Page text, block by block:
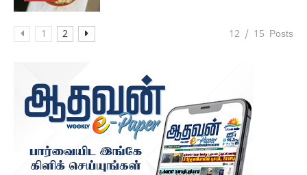
1 2 12 / 15 Posts